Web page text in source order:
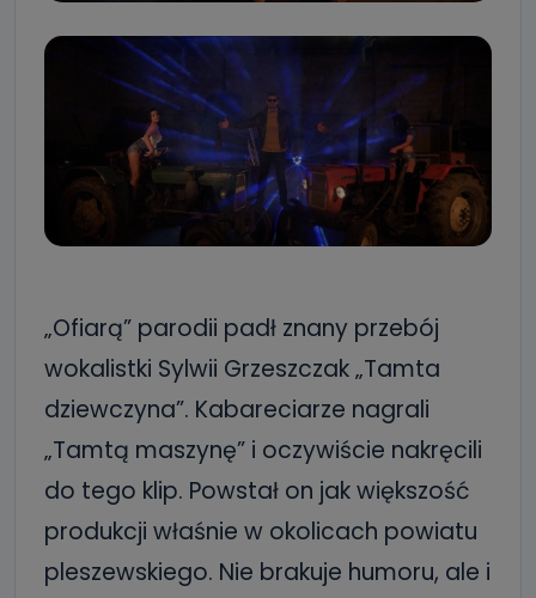
„Ofiarą” parodii padł znany przebój
wokalistki Sylwii Grzeszczak „Tamta
dziewczyna”. Kabareciarze nagrali
„Tamtą maszynę” i oczywiście nakręcili
do tego klip. Powstał on jak większość
produkcji właśnie w okolicach powiatu
pleszewskiego. Nie brakuje humoru, ale i